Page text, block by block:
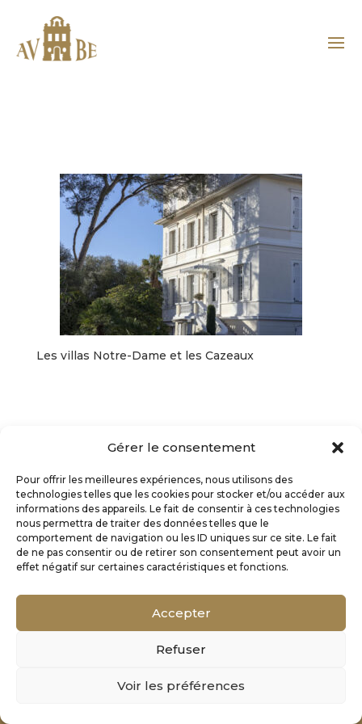
Gérer le consentement
Pour offrir les meilleures expériences, nous utilisons des
technologies telles que les cookies pour stocker et/ou accéder aux
informations des appareils. Le fait de consentir à ces technologies
nous permettra de traiter des données telles que le
comportement de navigation ou les ID uniques sur ce site. Le fait
de ne pas consentir ou de retirer son consentement peut avoir un
effet négatif sur certaines caractéristiques et fonctions.
Accepter
Refuser
Voir les préférences
Les villas Notre-Dame et les Cazeaux
Mentions Légales